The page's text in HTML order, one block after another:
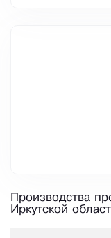
Производства
Иркутской